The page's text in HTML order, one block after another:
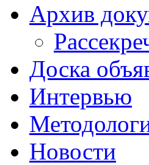
Архив
Доска
Интервью
Новости